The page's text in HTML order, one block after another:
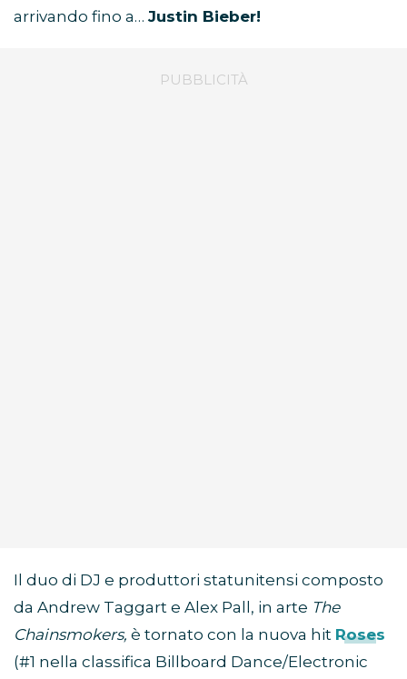
arrivando fino a… Justin Bieber!
Il duo di DJ e produttori statunitensi composto
da Andrew Taggart e Alex Pall, in arte The
Chainsmokers, è tornato con la nuova hit Roses
(#1 nella classifica Billboard Dance/Electronic